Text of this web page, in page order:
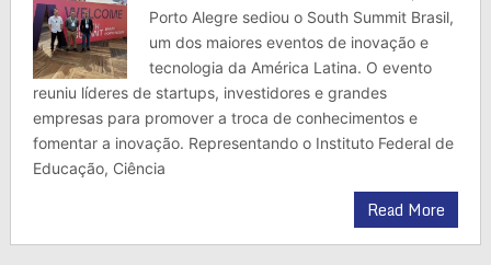
Porto Alegre sediou o South Summit Brasil,
um dos maiores eventos de inovação e
tecnologia da América Latina. O evento
reuniu líderes de startups, investidores e grandes
empresas para promover a troca de conhecimentos e
fomentar a inovação. Representando o Instituto Federal de
Educação, Ciência
Read More